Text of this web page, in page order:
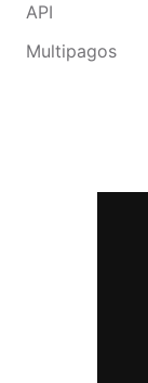
API
Multipagos